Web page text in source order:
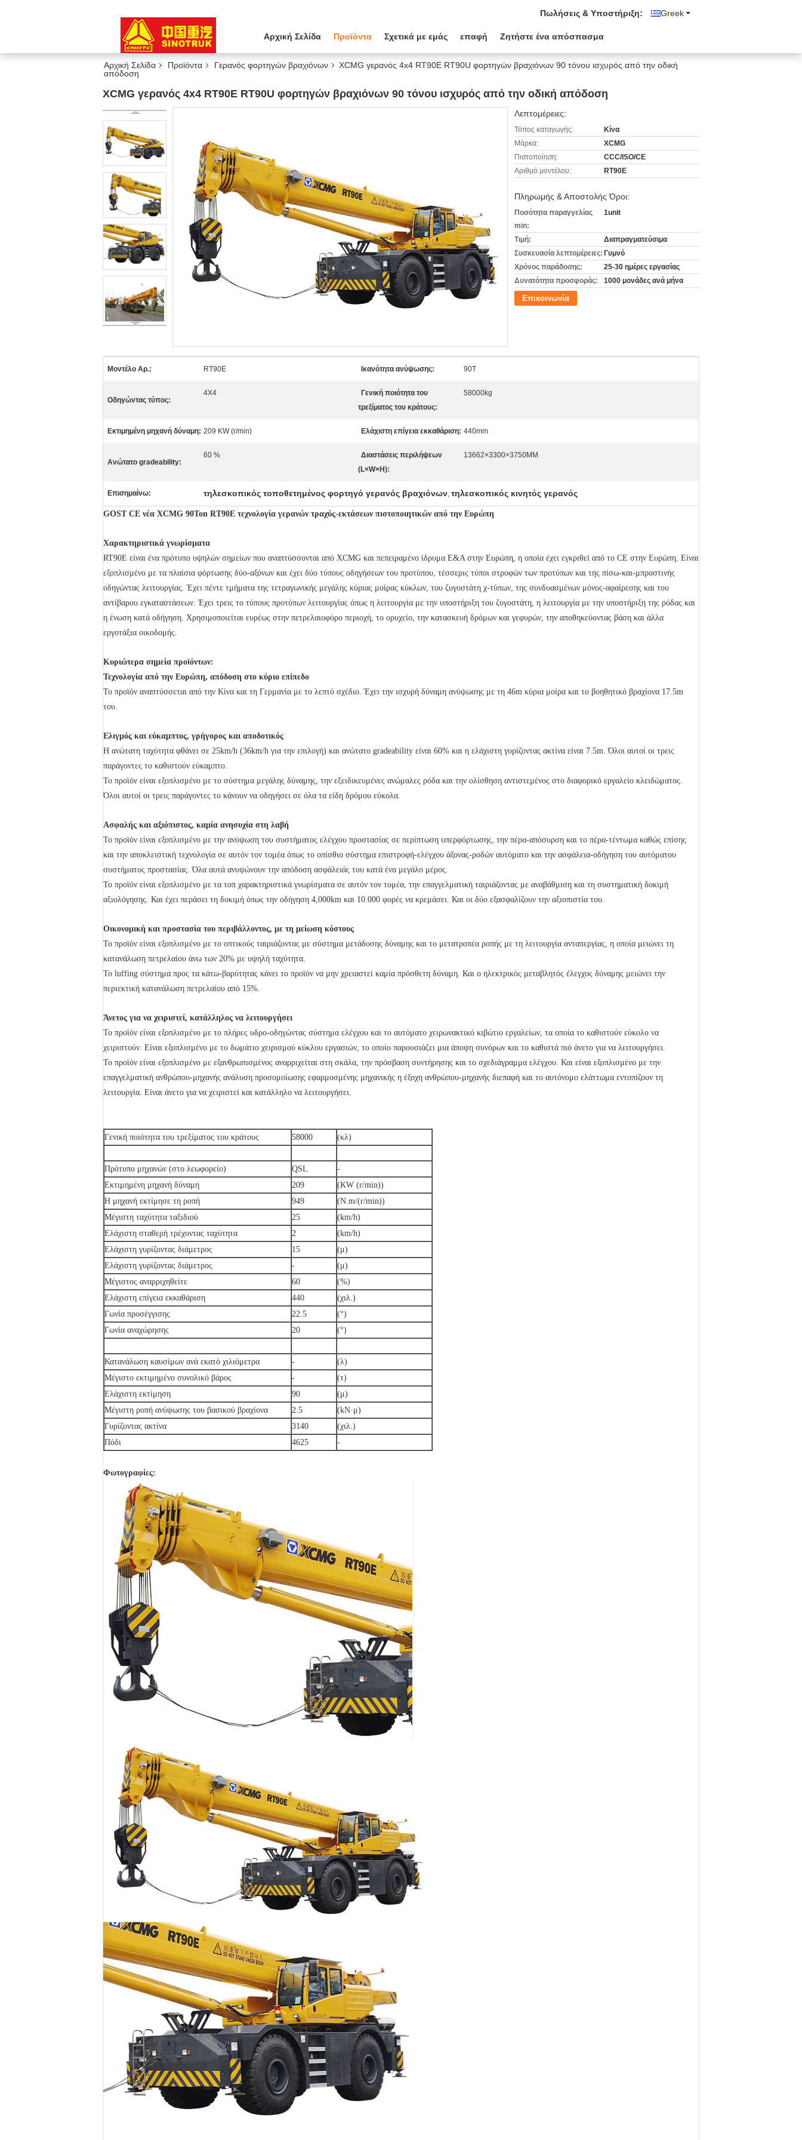
Greek
Πωλήσεις & Υποστήριξη:
Αρχική Σελίδα Προϊόντα Σχετικά με εμάς επαφή Ζητήστε ένα απόσπασμα
Αρχική Σελίδα Προϊόντα Γερανός φορτηγών βραχιόνων
XCMG γερανός 4x4 RT90E RT90U φορτηγών βραχιόνων 90 τόνου ισχυρός από την οδική
απόδοση
XCMG γερανός 4x4 RT90E RT90U φορτηγών βραχιόνων 90 τόνου ισχυρός από την οδική απόδοση
Λεπτομέρειες:
Τόπος καταγωγής:
Κίνα
Μάρκα:
XCMG
Πιστοποίηση:
CCC/ISO/CE
Αριθμό μοντέλου:
RT90E
Πληρωμής & Αποστολής Όροι:
Ποσότητα παραγγελίας
min:
1unit
Τιμή:
Διαπραγματεύσιμα
Συσκευασία λεπτομέρειες: Γυμνό
Χρόνος παράδοσης:
25-30 ημέρες εργασίας
Δυνατότητα προσφοράς:
1000 μονάδες ανά μήνα
Επικοινωνία
Μοντέλο Αρ.: RT90E Ικανότητα ανύψωσης: 90T
Οδηγώντας τύπος:
4X4
Γενική ποιότητα του
τρεξίματος του κράτους:
58000kg
Εκτιμημένη μηχανή δύναμη: 209 KW (r/min) Ελάχιστη επίγεια εκκαθάριση: 440mm
Ανώτατο gradeability:
60 %
Διαστάσεις περιλήψεων
(L×W×H):
13662×3300×3750MM
Επισημαίνω: τηλεσκοπικός τοποθετημένος φορτηγό γερανός βραχιόνων, τηλεσκοπικός κινητός γερανός
GOST CE νέα XCMG 90Ton RT90E τεχνολογία γερανών τραχύς-εκτάσεων πιστοποιητικών από την Ευρώπη
Χαρακτηριστικά γνωρίσματα
RT90E είναι ένα πρότυπο υψηλών σημείων που αναπτύσσονται από XCMG και πεπειραμένο ίδρυμα Ε&Α στην Ευρώπη, η οποία έχει εγκριθεί από το CE στην Ευρώπη. Είναι
εξοπλισμένο με τα πλαίσια φόρτωσης δύο-αξόνων και έχει δύο τύπους οδηγήσεων του προτύπου, τέσσερις τύποι στροφών των προτύπων και της πίσω-και-μπροστινής
οδηγώντας λειτουργίας. Έχει πέντε τμήματα της τετραγωνικής μεγάλης κύριας μοίρας κύκλων, του ζυγοστάτη χ-τύπων, της συνδυασμένων μόνος-αφαίρεσης και του
αντίβαρου εγκαταστάσεων. Έχει τρεις το τύπους προτύπων λειτουργίας όπως η λειτουργία με την υποστήριξη του ζυγοστάτη, η λειτουργία με την υποστήριξη της ρόδας και
η ένωση κατά οδήγηση. Χρησιμοποιείται ευρέως στην πετρελαιοφόρο περιοχή, το ορυχείο, την κατασκευή δρόμων και γεφυρών, την αποθηκεύοντας βάση και άλλα
εργοτάξια οικοδομής.
Κυριώτερα σημεία προϊόντων:
Τεχνολογία από την Ευρώπη, απόδοση στο κύριο επίπεδο
Το προϊόν αναπτύσσεται από την Κίνα και τη Γερμανία με το λεπτό σχέδιο. Έχει την ισχυρή δύναμη ανύψωσης με τη 46m κύρια μοίρα και το βοηθητικό βραχίονα 17.5m
του.
Ελιγμός και εύκαμπτος, γρήγορος και αποδοτικός
Η ανώτατη ταχύτητα φθάνει σε 25km/h (36km/h για την επιλογή) και ανώτατο gradeability είναι 60% και η ελάχιστη γυρίζοντας ακτίνα είναι 7.5m. Όλοι αυτοί οι τρεις
παράγοντες το καθιστούν εύκαμπτο.
Το προϊόν είναι εξοπλισμένο με το σύστημα μεγάλης δύναμης, την εξειδικευμένες ανώμαλες ρόδα και την ολίσθηση αντιστεμένος στο διαφορικό εργαλείο κλειδώματος.
Όλοι αυτοί οι τρεις παράγοντες το κάνουν να οδηγήσει σε όλα τα είδη δρόμου εύκολα.
Ασφαλής και αξιόπιστος, καμία ανησυχία στη λαβή
Το προϊόν είναι εξοπλισμένο με την ανύψωση του συστήματος ελέγχου προστασίας σε περίπτωση υπερφόρτωσης, την πέρα-απόσυρση και το πέρα-τέντωμα καθώς επίσης
και την αποκλειστική τεχνολογία σε αυτόν τον τομέα όπως το οπίσθιο σύστημα επιστροφή-ελέγχου άξονας-ροδών αυτόματο και την ασφάλεια-οδήγηση του αυτόματου
συστήματος προστασίας. Όλα αυτά ανυψώνουν την απόδοση ασφάλειάς του κατά ένα μεγάλο μέρος.
Το προϊόν είναι εξοπλισμένο με τα τοπ χαρακτηριστικά γνωρίσματα σε αυτόν τον τομέα, την επαγγελματική ταιριάζοντας με αναβάθμιση και τη συστηματική δοκιμή
αξιολόγησης. Και έχει περάσει τη δοκιμή όπως την οδήγηση 4,000km και 10.000 φορές να κρεμάσει. Και οι δύο εξασφαλίζουν την αξιοπιστία του.
Οικονομική και προστασία του περιβάλλοντος, με τη μείωση κόστους
Το προϊόν είναι εξοπλισμένο με το οπτικούς ταιριάζοντας με σύστημα μετάδοσης δύναμης και το μετατροπέα ροπής με τη λειτουργία ανταπεργίας, η οποία μειώνει τη
κατανάλωση πετρελαίου άνω των 20% με υψηλή ταχύτητα.
Το luffing σύστημα προς τα κάτω-βαρύτητας κάνει το προϊόν να μην χρειαστεί καμία πρόσθετη δύναμη. Και ο ηλεκτρικός μεταβλητός έλεγχος δύναμης μειώνει την
περιεκτική κατανάλωση πετρελαίου από 15%.
Άνετος για να χειριστεί, κατάλληλος να λειτουργήσει
Το προϊόν είναι εξοπλισμένο με το πλήρες υδρο-οδηγώντας σύστημα ελέγχου και το αυτόματο χειρωνακτικό κιβώτιο εργαλείων, τα οποία το καθιστούν εύκολο να
χειριστούν. Είναι εξοπλισμένο με το δωμάτιο χειρισμού κύκλου εργασιών, το οποίο παρουσιάζει μια άποψη συνόρων και το καθιστά πιό άνετο για να λειτουργήσει.
Το προϊόν είναι εξοπλισμένο με εξανθρωπισμένος αναρριχείται στη σκάλα, την πρόσβαση συντήρησης και το σχεδιάγραμμα ελέγχου. Και είναι εξοπλισμένο με την
επαγγελματική ανθρώπου-μηχανής ανάλυση προσομοίωσης εφαρμοσμένης μηχανικής η έξοχη ανθρώπου-μηχανής διεπαφή και το αυτόνομο ελάττωμα εντοπίζουν τη
λειτουργία. Είναι άνετο για να χειριστεί και κατάλληλο να λειτουργήσει.
Γενική ποιότητα του τρεξίματος του κράτους 58000 (κλ)
Πρότυπο μηχανών (στο λεωφορείο) QSL
-
Εκτιμημένη μηχανή δύναμη
209
(KW (r/min))
Η μηχανή εκτίμησε τη ροπή
949
(N.m/(r/min))
Μέγιστη ταχύτητα ταξιδιού
25
(km/h)
Ελάχιστη σταθερή τρέχοντας ταχύτητα
2
(km/h)
Ελάχιστη γυρίζοντας διάμετρος
15
(μ)
Ελάχιστη γυρίζοντας διάμετρος
-
(μ)
Μέγιστος αναρριχηθείτε
60
(%)
Ελάχιστη επίγεια εκκαθάριση
440
(χιλ.)
Γωνία προσέγγισης
22.5
(°)
Γωνία αναχώρησης
20 (°)
Κατανάλωση καυσίμων ανά εκατό χιλιόμετρα -
(λ)
Μέγιστο εκτιμημένο συνολικό βάρος
-
(τ)
Ελάχιστη εκτίμηση
90
(μ)
Μέγιστη ροπή ανύψωσης του βασικού βραχίονα
2.5
(kN·μ)
Γυρίζοντας ακτίνα
3140
(χιλ.)
Πόδι
4625 -
Φωτογραφίες: